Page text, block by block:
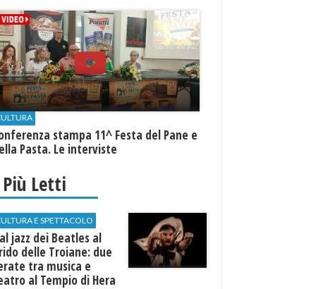
stampa 11^ Festa del Pane e
Pasta. Le interviste
Letti
E SPETTACOLO
jazz dei Beatles al
delle Troiane: due
tra musica e
al Tempio di Hera